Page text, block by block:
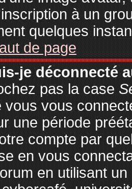
à un
quelques
de page
je déconnecté
pas la case
vous
une période
compte par
en vous
en utilisant